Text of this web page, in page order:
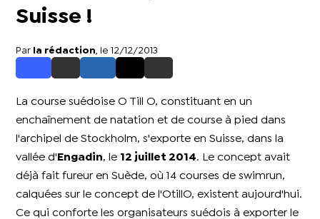
Suisse !
Par la rédaction , le 12/12/2013
La course suédoise O Till O, constituant en un
enchaînement de natation et de course à pied dans
l'archipel de Stockholm, s'exporte en Suisse, dans la
vallée d' Engadin, le 12 juillet 2014. Le concept avait
déjà fait fureur en Suède, où 14 courses de swimrun,
calquées sur le concept de l'OtillO, existent aujourd'hui.
Ce qui conforte les organisateurs suédois à exporter le